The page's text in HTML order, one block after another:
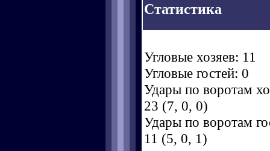
Статистика
Угловые хозяев: 11
Угловые гостей: 0
Удары по воротам
23 (7, 0, 0)
Удары по воротам
11 (5, 0, 1)